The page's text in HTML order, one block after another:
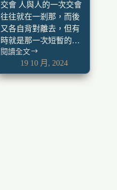
交會 人與人的一次交會
往往就在一剎那，而後
又各自背對離去，但有
時就是那一次短暫的…
閱讀全文
19 10 月, 2024